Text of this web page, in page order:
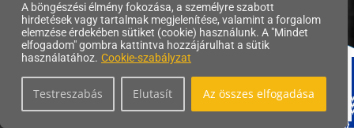
A böngészési élmény fokozása, a személyre szabott
hirdetések vagy tartalmak megjelenítése, valamint a forgalom
elemzése érdekében sütiket (cookie) használunk. A "Mindet
elfogadom" gombra kattintva hozzájárulhat a sütik
használatához. Cookie-szabályzat
Testreszabás Elutasít Az összes elfogadása
Copyright © 2026 | Edelény Város Önkormányzata. |
Adatvédelmi tájékoztató